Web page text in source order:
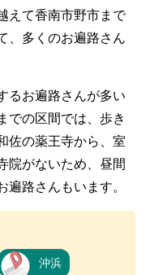
えて香南市野市まで
、多くのお遍路さん
るお遍路さんが多い
での区間では、歩き
佐の薬王寺から、室
院がないため、昼間
路さんもいます。
沖浜